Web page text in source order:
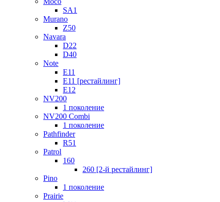
SA1
Murano
Z50
Navara
D22
D40
Note
E11
E11 [рестайлинг]
E12
NV200
1 поколение
NV200 Combi
1 поколение
Pathfinder
R51
Patrol
160
260 [2-й рестайлинг]
Pino
1 поколение
Prairie